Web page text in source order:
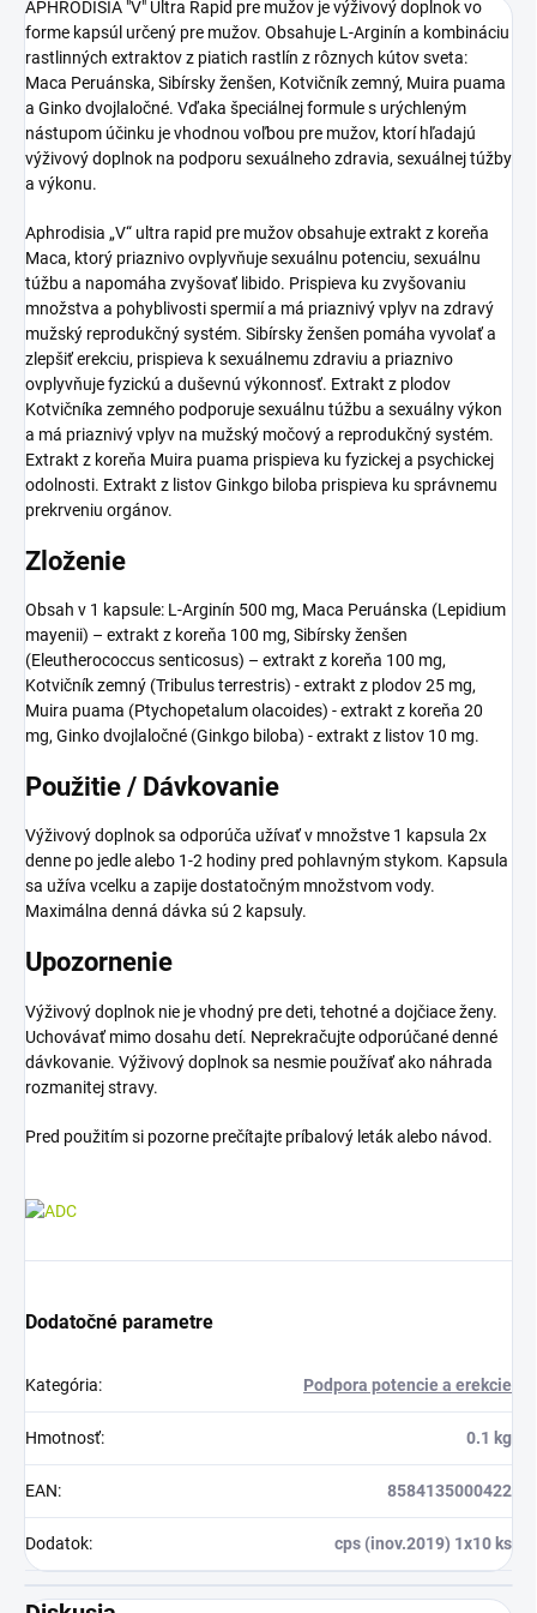
APHRODISIA "V" Ultra Rapid pre mužov je výživový doplnok vo
forme kapsúl určený pre mužov. Obsahuje L-Arginín a kombináciu
rastlinných extraktov z piatich rastlín z rôznych kútov sveta:
Maca Peruánska, Sibírsky ženšen, Kotvičník zemný, Muira puama
a Ginko dvojlaločné. Vďaka špeciálnej formule s urýchleným
nástupom účinku je vhodnou voľbou pre mužov, ktorí hľadajú
výživový doplnok na podporu sexuálneho zdravia, sexuálnej túžby
a výkonu.
Aphrodisia „V“ ultra rapid pre mužov obsahuje extrakt z koreňa
Maca, ktorý priaznivo ovplyvňuje sexuálnu potenciu, sexuálnu
túžbu a napomáha zvyšovať libido. Prispieva ku zvyšovaniu
množstva a pohyblivosti spermií a má priaznivý vplyv na zdravý
mužský reprodukčný systém. Sibírsky ženšen pomáha vyvolať a
zlepšiť erekciu, prispieva k sexuálnemu zdraviu a priaznivo
ovplyvňuje fyzickú a duševnú výkonnosť. Extrakt z plodov
Kotvičníka zemného podporuje sexuálnu túžbu a sexuálny výkon
a má priaznivý vplyv na mužský močový a reprodukčný systém.
Extrakt z koreňa Muira puama prispieva ku fyzickej a psychickej
odolnosti. Extrakt z listov Ginkgo biloba prispieva ku správnemu
prekrveniu orgánov.
Zloženie
Obsah v 1 kapsule: L-Arginín 500 mg, Maca Peruánska (Lepidium
mayenii) – extrakt z koreňa 100 mg, Sibírsky ženšen
(Eleutherococcus senticosus) – extrakt z koreňa 100 mg,
Kotvičník zemný (Tribulus terrestris) - extrakt z plodov 25 mg,
Muira puama (Ptychopetalum olacoides) - extrakt z koreňa 20
mg, Ginko dvojlaločné (Ginkgo biloba) - extrakt z listov 10 mg.
Použitie / Dávkovanie
Výživový doplnok sa odporúča užívať v množstve 1 kapsula 2x
denne po jedle alebo 1-2 hodiny pred pohlavným stykom. Kapsula
sa užíva vcelku a zapije dostatočným množstvom vody.
Maximálna denná dávka sú 2 kapsuly.
Upozornenie
Výživový doplnok nie je vhodný pre deti, tehotné a dojčiace ženy.
Uchovávať mimo dosahu detí. Neprekračujte odporúčané denné
dávkovanie. Výživový doplnok sa nesmie používať ako náhrada
rozmanitej stravy.
Pred použitím si pozorne prečítajte príbalový leták alebo návod.
Dodatočné parametre
Kategória: Podpora potencie a erekcie
Hmotnosť: 0.1 kg
EAN: 8584135000422
Dodatok: cps (inov.2019) 1x10 ks